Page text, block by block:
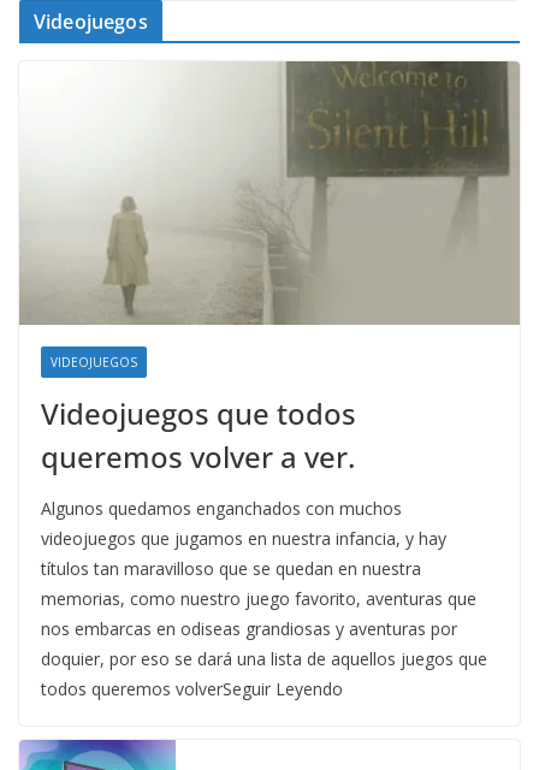
Videojuegos
VIDEOJUEGOS
Videojuegos que todos
queremos volver a ver.
Algunos quedamos enganchados con muchos
videojuegos que jugamos en nuestra infancia, y hay
títulos tan maravilloso que se quedan en nuestra
memorias, como nuestro juego favorito, aventuras que
nos embarcas en odiseas grandiosas y aventuras por
doquier, por eso se dará una lista de aquellos juegos que
todos queremos volverSeguir Leyendo